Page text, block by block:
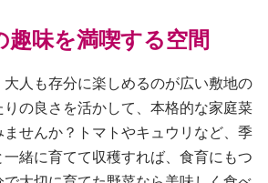
味を満喫する空間
人も存分に楽しめるのが広い敷地の
の良さを活かして、本格的な家庭菜
せんか？トマトやキュウリなど、季
緒に育てて収穫すれば、食育にもつ